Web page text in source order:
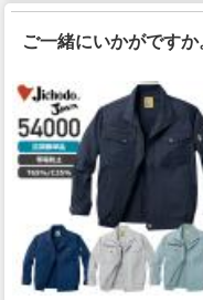
ご一緒にいかがです